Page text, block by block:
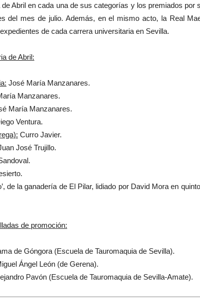
Abril en cada una de sus categorías y los premiados por
del mes de julio. Además, en el mismo acto, la Real
de cada carrera universitaria en Sevilla.
de Abril:
José María Manzanares.
Manzanares.
María Manzanares.
Ventura.
Curro Javier.
José Trujillo.
de la ganadería de El Pilar, lidiado por David Mora en
de promoción:
de Góngora (Escuela de Tauromaquia de Sevilla).
Ángel León (de Gerena).
Pavón (Escuela de Tauromaquia de Sevilla-Amate).